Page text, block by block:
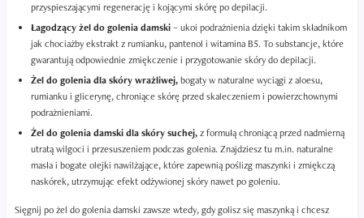
przyspieszającymi regenerację i kojącymi skórę po depilacji.
Łagodzący żel do golenia damski– ukoi podrażnienia dzięki takim składnikom
jak chociażby ekstrakt z rumianku, pantenol i witamina B5. To substancje, które
gwarantują odpowiednie zmiękczenie i przygotowanie skóry do depilacji.
Żel do golenia dla skóry wrażliwej,bogaty w naturalne wyciągi z aloesu,
rumianku i glicerynę, chroniące skórę przed skaleczeniem i powierzchownymi
podrażnieniami.
Żel do golenia damski dla skóry suchej,z formułą chroniącą przed nadmierną
utratą wilgoci i przesuszeniem podczas golenia. Znajdziesz tu m.in. naturalne
masła i bogate olejki nawilżające, które zapewnią poślizg maszynki i zmiękczą
naskórek, utrzymując efekt odżywionej skóry nawet po goleniu.
Sięgnij po żel do golenia damski zawsze wtedy, gdy golisz się maszynką i chcesz